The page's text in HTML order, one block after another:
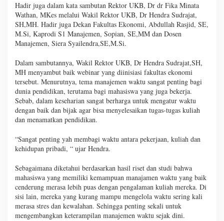
Hadir juga dalam kata sambutan Rektor UKB, Dr dr Fika Minata
Wathan, MKes melalui Wakil Rektor UKB, Dr Hendra Sudrajat,
SH,MH. Hadir juga Dekan Fakultas Ekonomi, Abdullah Rasjid, SE,
M.Si, Kaprodi S1 Manajemen, Sopian, SE,MM dan Dosen
Manajemen, Siera Syailendra,SE,M.Si.
Dalam sambutannya, Wakil Rektor UKB, Dr Hendra Sudrajat,SH,
MH menyambut baik webinar yang diinisiasi fakultas ekonomi
tersebut. Menurutnya, tema manajemen waktu sangat penting bagi
dunia pendidikan, terutama bagi mahasiswa yang juga bekerja.
Sebab, dalam keseharian sangat berharga untuk mengatur waktu
dengan baik dan bijak agar bisa menyelesaikan tugas-tugas kuliah
dan menamatkan pendidikan.
“Sangat penting yah membagi waktu antara pekerjaan, kuliah dan
kehidupan pribadi, “ ujar Hendra.
Sebagaimana diketahui berdasarkan hasil riset dan studi bahwa
mahasiswa yang memiliki kemampuan manajamen waktu yang baik
cenderung merasa lebih puas dengan pengalaman kuliah mereka. Di
sisi lain, mereka yang kurang mampu mengelola waktu sering kali
merasa stres dan kewalahan. Sehingga penting sekali untuk
mengembangkan keterampilan manajemen waktu sejak dini.